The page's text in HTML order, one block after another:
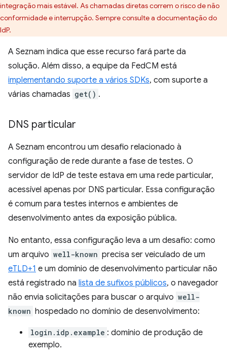
integração mais estável. As chamadas diretas correm o risco de não
conformidade e interrupção. Sempre consulte a documentação do
IdP.
A Seznam indica que esse recurso fará parte da
solução. Além disso, a equipe da FedCM está
implementando suporte a vários SDKs, com suporte a
várias chamadas get() .
DNS particular
A Seznam encontrou um desafio relacionado à
configuração de rede durante a fase de testes. O
servidor de IdP de teste estava em uma rede particular,
acessível apenas por DNS particular. Essa configuração
é comum para testes internos e ambientes de
desenvolvimento antes da exposição pública.
No entanto, essa configuração leva a um desafio: como
um arquivo well-known precisa ser veiculado de um
eTLD+1 e um domínio de desenvolvimento particular não
está registrado na lista de sufixos públicos, o navegador
não envia solicitações para buscar o arquivo well-
known hospedado no domínio de desenvolvimento:
login.idp.example : domínio de produção de
exemplo.